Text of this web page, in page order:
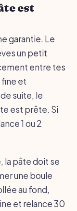
est
garantie. Le
un petit
entre tes
fine et
suite, le
est prête. Si
1 ou 2
la pâte doit se
une boule
au fond,
et relance 30